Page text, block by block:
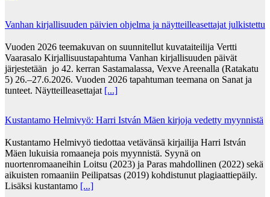
Vanhan kirjallisuuden päivien ohjelma ja näytteilleasettajat julkistettu
Vuoden 2026 teemakuvan on suunnitellut kuvataiteilija Vertti
Vaarasalo Kirjallisuustapahtuma Vanhan kirjallisuuden päivät
järjestetään jo 42. kerran Sastamalassa, Vexve Areenalla (Ratakatu
5) 26.–27.6.2026. Vuoden 2026 tapahtuman teemana on Sanat ja
tunteet. Näytteilleasettajat [...]
Kustantamo Helmivyö: Harri István Mäen kirjoja vedetty myynnistä
Kustantamo Helmivyö tiedottaa vetävänsä kirjailija Harri István
Mäen lukuisia romaaneja pois myynnistä. Syynä on
nuortenromaaneihin Loitsu (2023) ja Paras mahdollinen (2022) sekä
aikuisten romaaniin Peilipatsas (2019) kohdistunut plagiaattiepäily.
Lisäksi kustantamo [...]